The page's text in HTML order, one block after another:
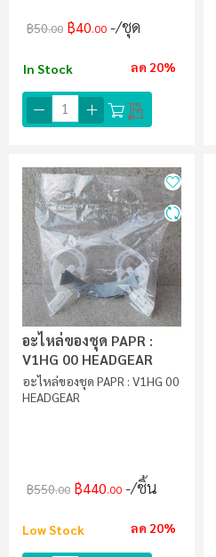
฿50.00 ฿40.00 /ชุด
In Stock ลด 20%
อะไหล่ของชุด PAPR :
V1HG 00 HEADGEAR
อะไหล่ของชุด PAPR : V1HG 00
HEADGEAR
฿550.00 ฿440.00 /ชิ้น
Low Stock ลด 20%